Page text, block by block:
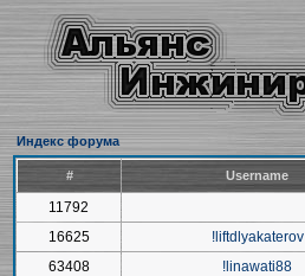
Индекс форума
# Username
11792
16625
!liftdlyakaterov
63408
!linawati88